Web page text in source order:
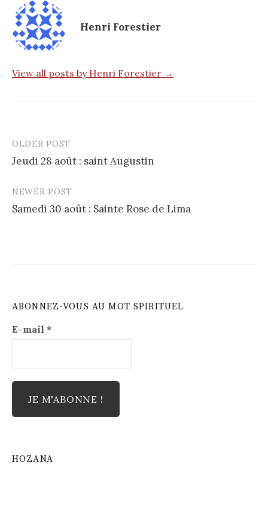
Henri Forestier
View all posts by Henri Forestier →
Post
navigation
OLDER POST
Jeudi 28 août : saint Augustin
NEWER POST
Samedi 30 août : Sainte Rose de Lima
ABONNEZ-VOUS AU MOT SPIRITUEL
E-mail *
HOZANA